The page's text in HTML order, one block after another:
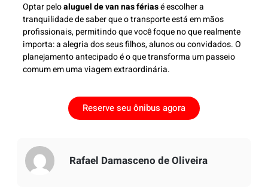
Optar peloaluguel de van nas fériasé escolher a
tranquilidade de saber que o transporte está em mãos
profissionais, permitindo que você foque no que realmente
importa: a alegria dos seus filhos, alunos ou convidados. O
planejamento antecipado é o que transforma um passeio
comum em uma viagem extraordinária.
Reserve seu ônibus agora
Rafael Damasceno de Oliveira